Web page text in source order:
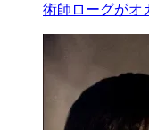
術師ローグが